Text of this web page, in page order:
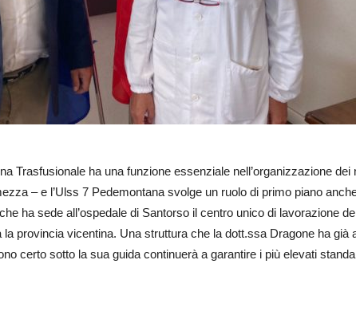
Trasfusionale ha una funzione essenziale nell’organizzazione dei
– e l’Ulss 7 Pedemontana svolge un ruolo di primo piano
ha sede all’ospedale di Santorso il centro unico di lavorazione
provincia vicentina. Una struttura che la dott.ssa Dragone ha già
certo sotto la sua guida continuerà a garantire i più elevati